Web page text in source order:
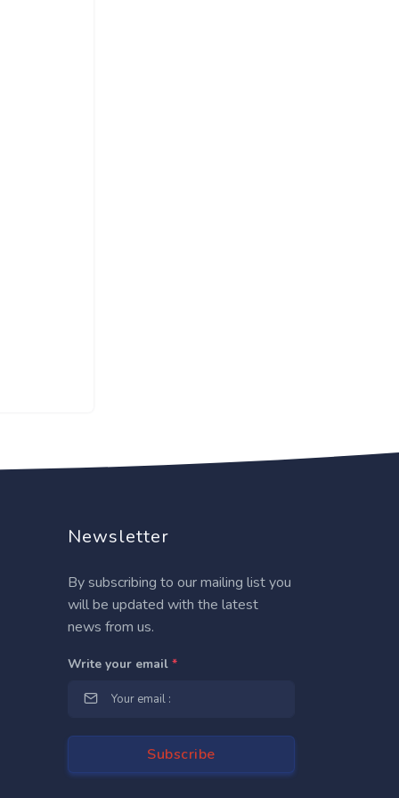
Newsletter
By subscribing to our mailing list you
will be updated with the latest
news from us.
Write your email *